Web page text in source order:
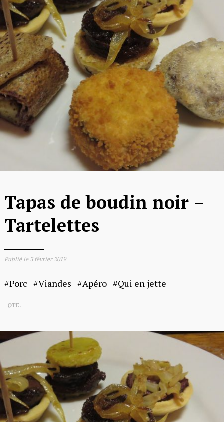
Tapas de boudin noir –
Tartelettes
Publié le 3 février 2019
Porc Viandes Apéro Qui en jette
QTE.